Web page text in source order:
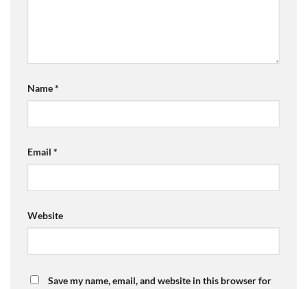
Name*
Email *
Website
Save my name, email, and website in this browser for